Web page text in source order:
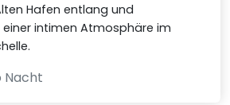
Hafen entlang und
einer intimen Atmosphäre im
Nacht